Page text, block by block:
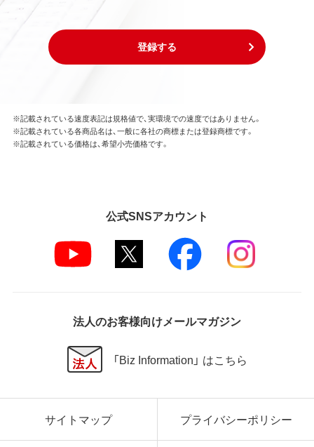
登録する
※記載されている速度表記は規格値で、実環境での速度ではありません。
※記載されている各商品名は、一般に各社の商標または登録商標です。
※記載されている価格は、希望小売価格です。
公式SNSアカウント
法人のお客様向けメールマガジン
「Biz Information」 はこちら
サイトマップ プライバシーポリシー